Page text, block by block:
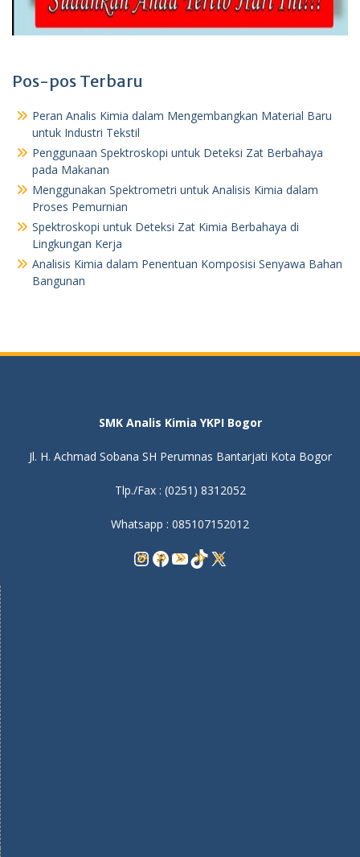
Pos-pos Terbaru
Peran Analis Kimia dalam Mengembangkan Material Baru
untuk Industri Tekstil
Penggunaan Spektroskopi untuk Deteksi Zat Berbahaya
pada Makanan
Menggunakan Spektrometri untuk Analisis Kimia dalam
Proses Pemurnian
Spektroskopi untuk Deteksi Zat Kimia Berbahaya di
Lingkungan Kerja
Analisis Kimia dalam Penentuan Komposisi Senyawa Bahan
Bangunan
SMK Analis Kimia YKPI Bogor
Jl. H. Achmad Sobana SH Perumnas Bantarjati Kota Bogor
Tlp./Fax : (0251) 8312052
Whatsapp : 085107152012
Instagram
Facebook
YouTube
TikTok
X